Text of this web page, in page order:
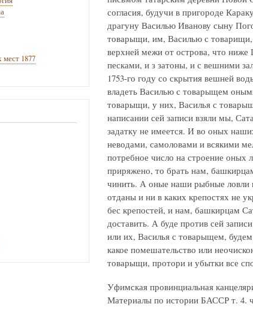
согласия, будучи в пригороде
драгуну Василью Иванову сыну
товарыщи, им, Василью с
верхней межи от острова, что
песками, и з затоны, и с вешними
1753-го году со скрытия вешней
владеть Василью с товарыщем
товарыщи, у них, Василья с
написании сей записи взяли мы,
задатку не имеется. И во оных
неводами, самоловами и всякими
потребное число на строение оных
приряжено, то брать нам,
чинить. А оные наши рыбные ловли
отданы и ни в каких крепостях не
бес крепостей, и нам, башкирцам
доставить. А буде против сей
или их, Василья с товарыщем,
какое помешательство или
товарыщи, протори и убытки все
Уфимская провинциальная
Материалы по истории БАССР т. 4.
1877